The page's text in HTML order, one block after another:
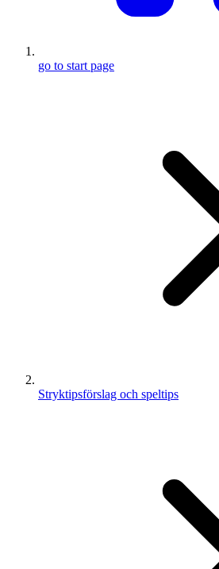
go to start page
Stryktipsförslag och speltips